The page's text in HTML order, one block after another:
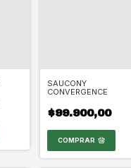
SAUCONY
CONVERGENCE
$99.900,00
COMPRAR